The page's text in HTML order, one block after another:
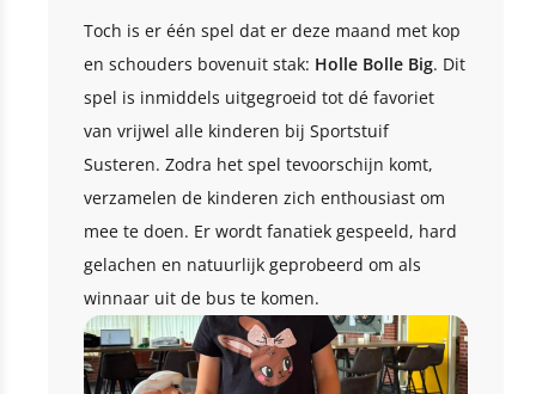
Toch is er één spel dat er deze maand met kop
en schouders bovenuit stak: Holle Bolle Big. Dit
spel is inmiddels uitgegroeid tot dé favoriet
van vrijwel alle kinderen bij Sportstuif
Susteren. Zodra het spel tevoorschijn komt,
verzamelen de kinderen zich enthousiast om
mee te doen. Er wordt fanatiek gespeeld, hard
gelachen en natuurlijk geprobeerd om als
winnaar uit de bus te komen.